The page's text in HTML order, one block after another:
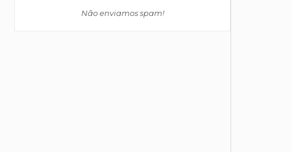
Não enviamos spam!